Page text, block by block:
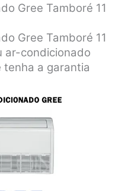
Gree Tamboré 11
Gree Tamboré 11
ar-condicionado
tenha a garantia